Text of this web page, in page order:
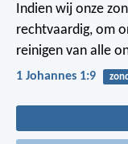
Indien wij onze
rechtvaardig, om
reinigen van alle
1 Johannes 1:9